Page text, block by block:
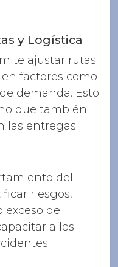
y Logística
ajustar rutas
factores como
demanda. Esto
que también
las entregas.
del
riesgos,
exceso de
a los